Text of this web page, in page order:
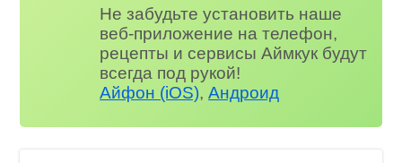
Не забудьте установить наше
веб-приложение на телефон,
рецепты и сервисы Аймкук будут
всегда под рукой!
Айфон (iOS),Андроид